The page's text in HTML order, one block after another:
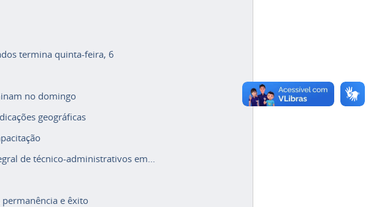
termina quinta-feira, 6
no domingo
geográficas
de técnico-administrativos em...
e êxito